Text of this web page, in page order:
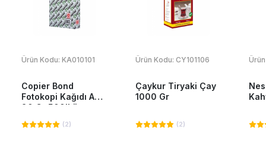
Ürün Kodu: KA010101
Copier Bond
Fotokopi Kağıdı A4
80 Gr 500'Lü
(2)
Ürün Kodu: CY101106
Çaykur Tiryaki Çay
1000 Gr
(2)